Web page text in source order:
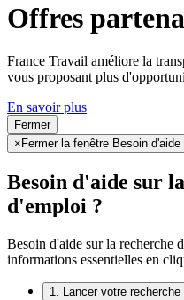
Offres
France Travail améliore la
vous proposant plus
En savoir plus
Fermer
× Fermer la fenêtre Besoin
Besoin d'aide sur
d'emploi ?
Besoin d'aide sur la recherche
informations essentielles en
1. Lancer votre recherche